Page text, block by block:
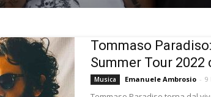
Tommaso
Summer Tour
Musica Emanuele Ambrosio - 9